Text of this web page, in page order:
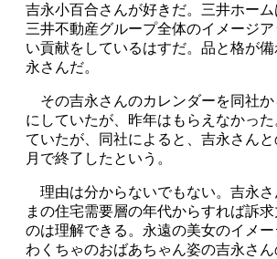
吉永小百合さんが好きだ。三井ホーム
三井不動産グループ全体のイメージ
い貢献をしているはすだ。品と格が
永さんだ。
その吉永さんのカレンダーを同社か
にしていたが、昨年はもらえなかっ
ていたが、同社によると、吉永さん
月で終了したという。
理由は分からないでもない。吉永さ
まの住宅需要層の年代からすれば訴
のは理解できる。永遠の美女のイメ
わくちゃのおばあちゃん姿の吉永さ